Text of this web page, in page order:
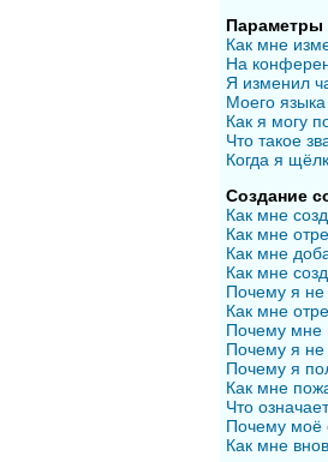
Параметры
Как мне
На
Я изменил
Моего языка
Как я могу
Что такое
Когда я
Создание
Как мне
Как мне
Как мне
Как мне
Почему я не
Как мне
Почему мне
Почему я не
Почему я
Как мне
Что
Почему моё
Как мне